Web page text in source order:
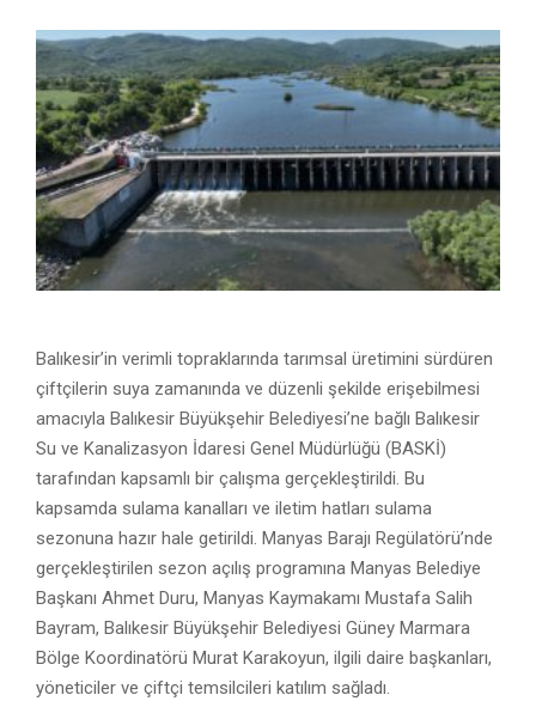
Balıkesir’in verimli topraklarında tarımsal üretimini sürdüren
çiftçilerin suya zamanında ve düzenli şekilde erişebilmesi
amacıyla Balıkesir Büyükşehir Belediyesi’ne bağlı Balıkesir
Su ve Kanalizasyon İdaresi Genel Müdürlüğü (BASKİ)
tarafından kapsamlı bir çalışma gerçekleştirildi. Bu
kapsamda sulama kanalları ve iletim hatları sulama
sezonuna hazır hale getirildi. Manyas Barajı Regülatörü’nde
gerçekleştirilen sezon açılış programına Manyas Belediye
Başkanı Ahmet Duru, Manyas Kaymakamı Mustafa Salih
Bayram, Balıkesir Büyükşehir Belediyesi Güney Marmara
Bölge Koordinatörü Murat Karakoyun, ilgili daire başkanları,
yöneticiler ve çiftçi temsilcileri katılım sağladı.